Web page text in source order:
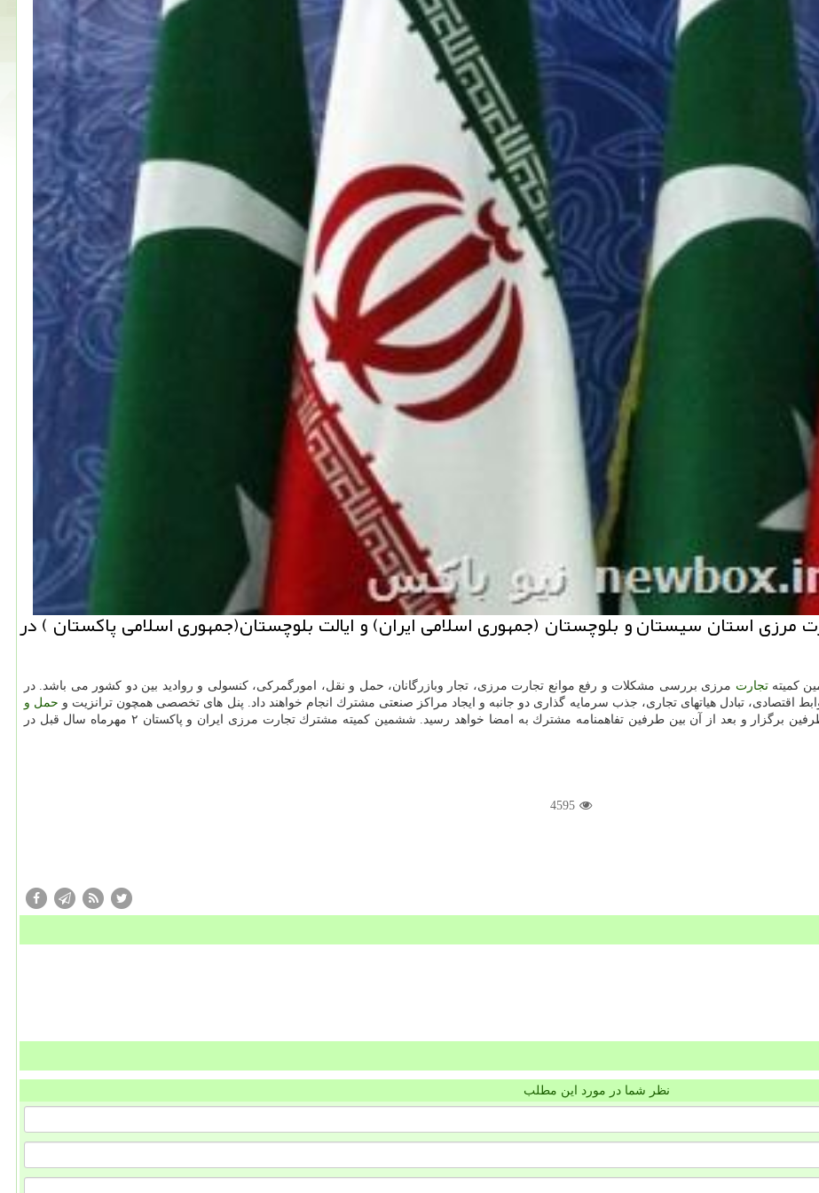
استان سیستان و بلوچستان (جمهوری اسلامی ایران) و ایالت بلوچستان(جمهوری اسلامی پاكستان ) در
كمیتهتجارت مرزی بررسی مشكلات و رفع موانع تجارت مرزی، تجار وبازرگانان، حمل و نقل، امورگمركی، كنسولی و روادید بین دو كشور می باشد. در
اقتصادی، تبادل هیاتهای تجاری، جذب سرمایه گذاری دو جانبه و ایجاد مراكز صنعتی مشترك انجام خواهند داد. پنل های تخصصی همچون ترانزیت و حمل و
، گمركات و بانكی، راه آهن، بازرگانی، شیلات و كشاورزی بین طرفین برگزار و بعد از آن بین طرفین تفاهمنامه مشترك به امضا خواهد رسید. ششمین كمیته مشترك تجارت مرزی ایران و پاكستان ۲ مهرماه سال قبل در
4595
نظر شما در مورد این مطلب